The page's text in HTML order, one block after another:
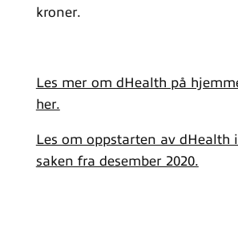
kroner.
Les mer om dHealth på
her.
Les om oppstarten av dHealth
saken fra desember 2020.